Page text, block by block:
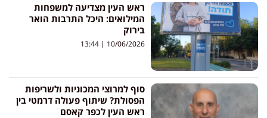
ראש העין מצדיעה למשפחות
המילואים: היכל התרבות הואר
בירוק
10/06/2026
סוף למרוצי המכוניות ולשריפות
הפסולת? שיתוף פעולה דרמטי בין
ראש העין לכפר קאסם